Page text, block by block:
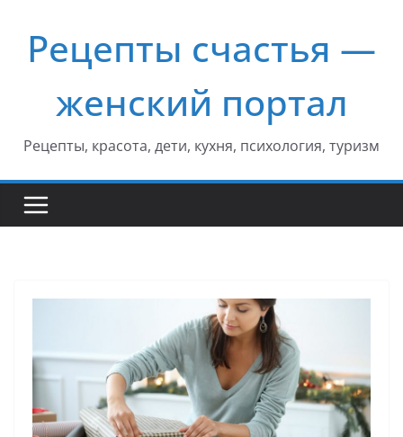
содержимому
Рецепты счастья —
женский портал
Рецепты, красота, дети, кухня, психология, туризм